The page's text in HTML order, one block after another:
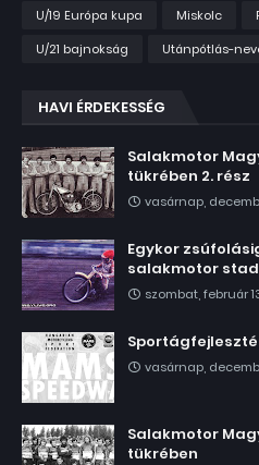
U/19 Európa kupa
Miskolc
U/21 bajnokság
Utánpótlás-
HAVI ÉRDEKESSÉG
Salakmotor
tükrében 2. rész
vasárnap,
Egykor
salakmotor
szombat, február
vasárnap,
Salakmotor
tükrében